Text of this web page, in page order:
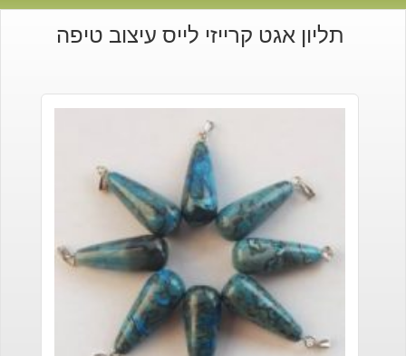
תליון אגט קרייזי לייס עיצוב טיפה